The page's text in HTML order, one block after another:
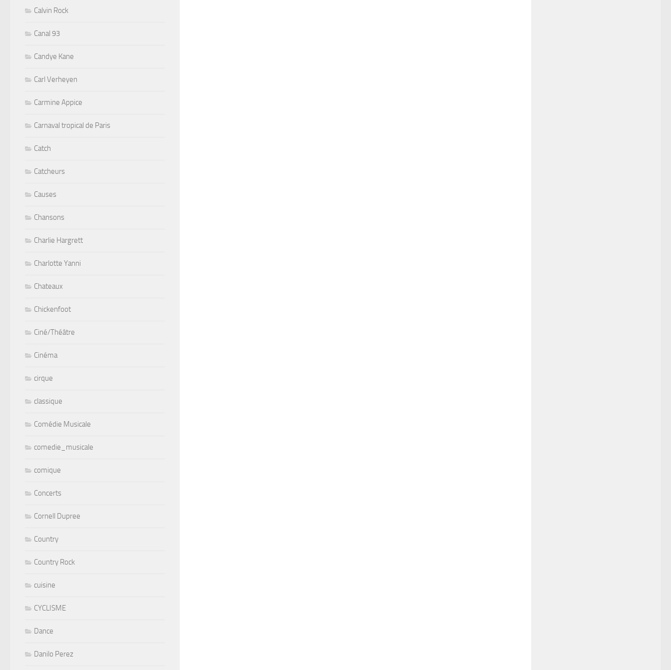
Calvin Rock
Canal 93
Candye Kane
Carl Verheyen
Carmine Appice
Carnaval tropical de Paris
Catch
Catcheurs
Causes
Chansons
Charlie Hargrett
Charlotte Yanni
Chateaux
Chickenfoot
Ciné/Théâtre
Cinéma
cirque
classique
Comédie Musicale
comedie_musicale
comique
Concerts
Cornell Dupree
Country
Country Rock
cuisine
CYCLISME
Dance
Danilo Perez